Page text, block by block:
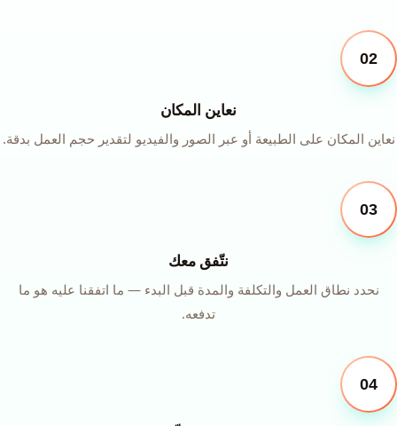
02
نعاين المكان
نعاين المكان على الطبيعة أو عبر الصور والفيديو لتقدير حجم العمل بدقة.
03
نتّفق معك
نحدد نطاق العمل والتكلفة والمدة قبل البدء — ما اتفقنا عليه هو ما
تدفعه.
04